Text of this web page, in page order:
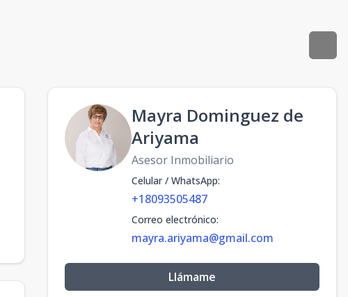
Mayra Dominguez de
Ariyama
Asesor Inmobiliario
Celular / WhatsApp:
+18093505487
Correo electrónico:
mayra.ariyama@gmail.com
Llámame